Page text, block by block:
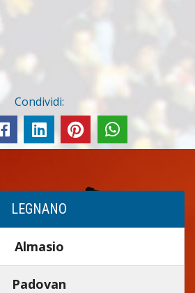
Condividi:
LEGNANO
Almasio
Padovan